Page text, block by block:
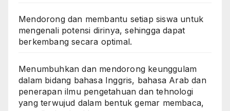
Mendorong dan membantu setiap siswa untuk
mengenali potensi dirinya, sehingga dapat
berkembang secara optimal.
Menumbuhkan dan mendorong keunggulam
dalam bidang bahasa Inggris, bahasa Arab dan
penerapan ilmu pengetahuan dan tehnologi
yang terwujud dalam bentuk gemar membaca,